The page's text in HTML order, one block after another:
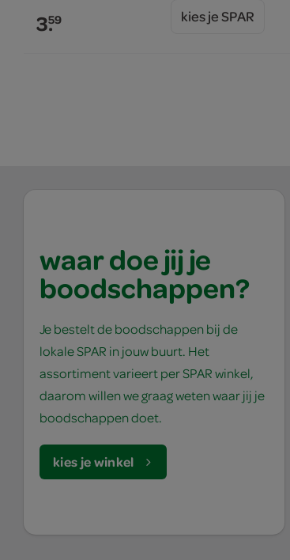
3.59 kies je SPAR
waar doe jij je
boodschappen?
Je bestelt de boodschappen bij de
lokale SPAR in jouw buurt. Het
assortiment varieert per SPAR winkel,
daarom willen we graag weten waar jij je
boodschappen doet.
kies je winkel